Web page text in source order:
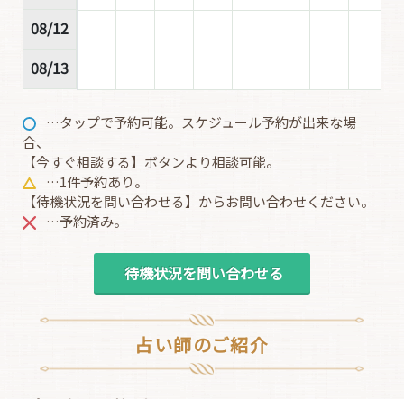
08/12
08/13
…タップで予約可能。スケジュール予約が出来な場
合、
【今すぐ相談する】ボタンより相談可能。
…1件予約あり。
【待機状況を問い合わせる】からお問い合わせください。
…予約済み。
待機状況を問い合わせる
占い師のご紹介